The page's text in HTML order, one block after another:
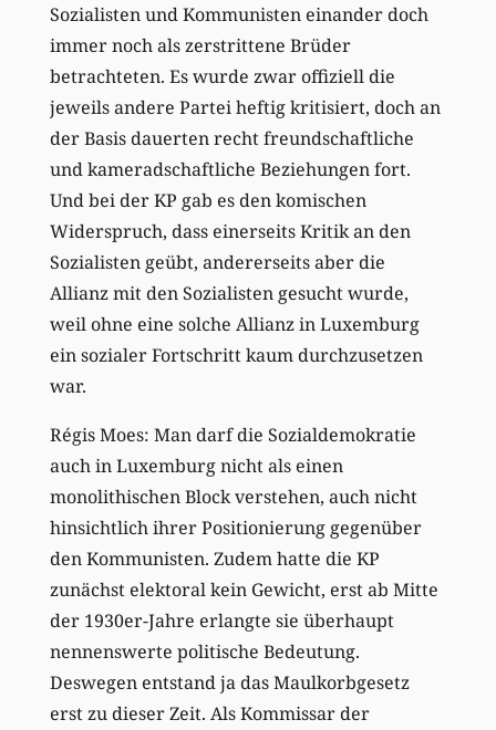
Sozialisten und Kommunisten einander doch
immer noch als zerstrittene Brüder
betrachteten. Es wurde zwar offiziell die
jeweils andere Partei heftig kritisiert, doch an
der Basis dauerten recht freundschaftliche
und kameradschaftliche Beziehungen fort.
Und bei der KP gab es den komischen
Widerspruch, dass einerseits Kritik an den
Sozialisten geübt, andererseits aber die
Allianz mit den Sozialisten gesucht wurde,
weil ohne eine solche Allianz in Luxemburg
ein sozialer Fortschritt kaum durchzusetzen
war.
Régis Moes: Man darf die Sozialdemokratie
auch in Luxemburg nicht als einen
monolithischen Block verstehen, auch nicht
hinsichtlich ihrer Positionierung gegenüber
den Kommunisten. Zudem hatte die KP
zunächst elektoral kein Gewicht, erst ab Mitte
der 1930er-Jahre erlangte sie überhaupt
nennenswerte politische Bedeutung.
Deswegen entstand ja das Maulkorbgesetz
erst zu dieser Zeit. Als Kommissar der